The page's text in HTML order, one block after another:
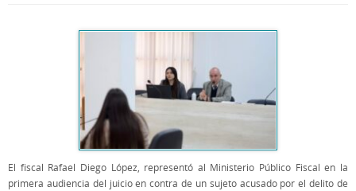
El fiscal Rafael Diego López, representó al Ministerio Público Fiscal en la
primera audiencia del juicio en contra de un sujeto acusado por el delito de